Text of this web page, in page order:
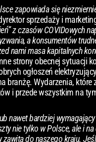
zapowiada się
sprzedaży i
z czasów COVIDowych
a konsumentów
nami masa kapitalnych
strony obecnej sytuacji
ogłoszeń
branżę. Wydarzenia,
i przede wszystkim na
nawet bardziej
nie tylko w Polsce, ale i
zawita do naszego kraju.